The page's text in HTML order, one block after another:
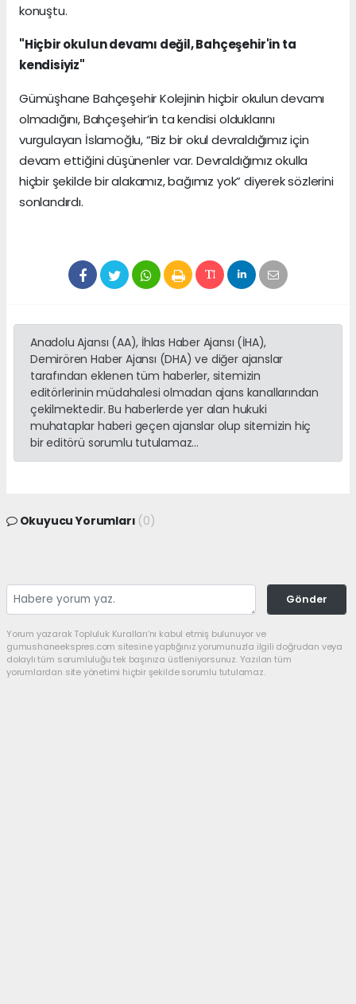
konuştu.
"Hiçbir okulun devamı değil, Bahçeşehir'in ta
kendisiyiz"
Gümüşhane Bahçeşehir Kolejinin hiçbir okulun devamı
olmadığını, Bahçeşehir’in ta kendisi olduklarını
vurgulayan İslamoğlu, “Biz bir okul devraldığımız için
devam ettiğini düşünenler var. Devraldığımız okulla
hiçbir şekilde bir alakamız, bağımız yok” diyerek sözlerini
sonlandırdı.
Anadolu Ajansı (AA), İhlas Haber Ajansı (İHA),
Demirören Haber Ajansı (DHA) ve diğer ajanslar
tarafından eklenen tüm haberler, sitemizin
editörlerinin müdahalesi olmadan ajans kanallarından
çekilmektedir. Bu haberlerde yer alan hukuki
muhataplar haberi geçen ajanslar olup sitemizin hiç
bir editörü sorumlu tutulamaz...
Okuyucu Yorumları (0)
Gönder
Yorum yazarak Topluluk Kuralları’nı kabul etmiş bulunuyor ve
gumushaneekspres.com sitesine yaptığınız yorumunuzla ilgili doğrudan veya
dolaylı tüm sorumluluğu tek başınıza üstleniyorsunuz. Yazılan tüm
yorumlardan site yönetimi hiçbir şekilde sorumlu tutulamaz.